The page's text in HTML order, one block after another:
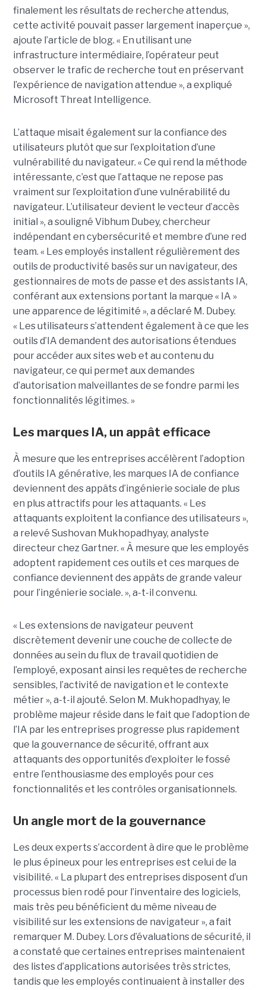
finalement les résultats de recherche attendus,
cette activité pouvait passer largement inaperçue »,
ajoute l’article de blog. « En utilisant une
infrastructure intermédiaire, l’opérateur peut
observer le trafic de recherche tout en préservant
l’expérience de navigation attendue », a expliqué
Microsoft Threat Intelligence.
L’attaque misait également sur la confiance des
utilisateurs plutôt que sur l’exploitation d’une
vulnérabilité du navigateur. « Ce qui rend la méthode
intéressante, c’est que l’attaque ne repose pas
vraiment sur l’exploitation d’une vulnérabilité du
navigateur. L’utilisateur devient le vecteur d’accès
initial », a souligné Vibhum Dubey, chercheur
indépendant en cybersécurité et membre d’une red
team. « Les employés installent régulièrement des
outils de productivité basés sur un navigateur, des
gestionnaires de mots de passe et des assistants IA,
conférant aux extensions portant la marque « IA »
une apparence de légitimité », a déclaré M. Dubey.
« Les utilisateurs s’attendent également à ce que les
outils d’IA demandent des autorisations étendues
pour accéder aux sites web et au contenu du
navigateur, ce qui permet aux demandes
d’autorisation malveillantes de se fondre parmi les
fonctionnalités légitimes. »
Les marques IA, un appât efficace
À mesure que les entreprises accélèrent l’adoption
d’outils IA générative, les marques IA de confiance
deviennent des appâts d’ingénierie sociale de plus
en plus attractifs pour les attaquants. « Les
attaquants exploitent la confiance des utilisateurs »,
a relevé Sushovan Mukhopadhyay, analyste
directeur chez Gartner. « À mesure que les employés
adoptent rapidement ces outils et ces marques de
confiance deviennent des appâts de grande valeur
pour l’ingénierie sociale. », a-t-il convenu.
« Les extensions de navigateur peuvent
discrètement devenir une couche de collecte de
données au sein du flux de travail quotidien de
l’employé, exposant ainsi les requêtes de recherche
sensibles, l’activité de navigation et le contexte
métier », a-t-il ajouté. Selon M. Mukhopadhyay, le
problème majeur réside dans le fait que l’adoption de
l’IA par les entreprises progresse plus rapidement
que la gouvernance de sécurité, offrant aux
attaquants des opportunités d’exploiter le fossé
entre l’enthousiasme des employés pour ces
fonctionnalités et les contrôles organisationnels.
Un angle mort de la gouvernance
Les deux experts s’accordent à dire que le problème
le plus épineux pour les entreprises est celui de la
visibilité. « La plupart des entreprises disposent d’un
processus bien rodé pour l’inventaire des logiciels,
mais très peu bénéficient du même niveau de
visibilité sur les extensions de navigateur », a fait
remarquer M. Dubey. Lors d’évaluations de sécurité, il
a constaté que certaines entreprises maintenaient
des listes d’applications autorisées très strictes,
tandis que les employés continuaient à installer des